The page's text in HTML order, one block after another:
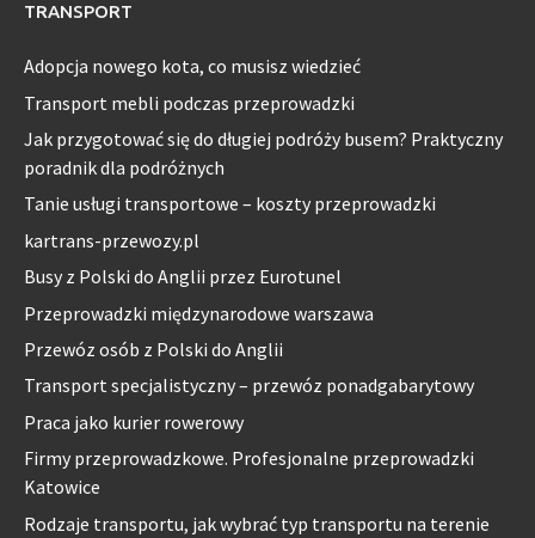
TRANSPORT
Adopcja nowego kota, co musisz wiedzieć
Transport mebli podczas przeprowadzki
Jak przygotować się do długiej podróży busem? Praktyczny
poradnik dla podróżnych
Tanie usługi transportowe – koszty przeprowadzki
kartrans-przewozy.pl
Busy z Polski do Anglii przez Eurotunel
Przeprowadzki międzynarodowe warszawa
Przewóz osób z Polski do Anglii
Transport specjalistyczny – przewóz ponadgabarytowy
Praca jako kurier rowerowy
Firmy przeprowadzkowe. Profesjonalne przeprowadzki
Katowice
Rodzaje transportu, jak wybrać typ transportu na terenie